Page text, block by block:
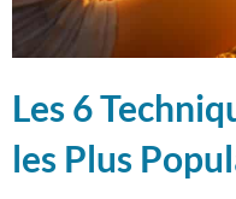
Les 6
les Plus